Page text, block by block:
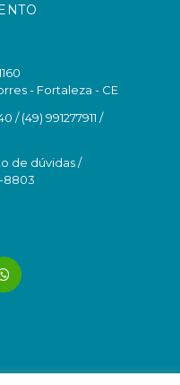
- Fortaleza - CE
/ (49) 991277911 /
de dúvidas /
8803